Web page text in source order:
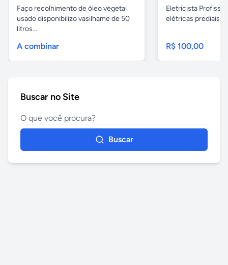
Faço recolhimento de óleo vegetal
usado disponibilizo vasilhame de 50
litros...
A combinar
Eletricista
elétricas prediais e
R$ 100,00
Buscar no Site
Buscar